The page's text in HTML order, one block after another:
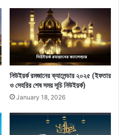
নিউইয়র্ক রমজানের ক্যালেন্ডার ২০২৫ (ইফতার
ও সেহরির শেষ সময় সূচি নিউইয়র্ক)
January 18, 2026